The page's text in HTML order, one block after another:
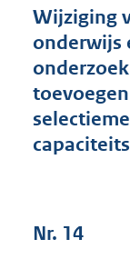
Wijziging
onderwijs
Nr. 14